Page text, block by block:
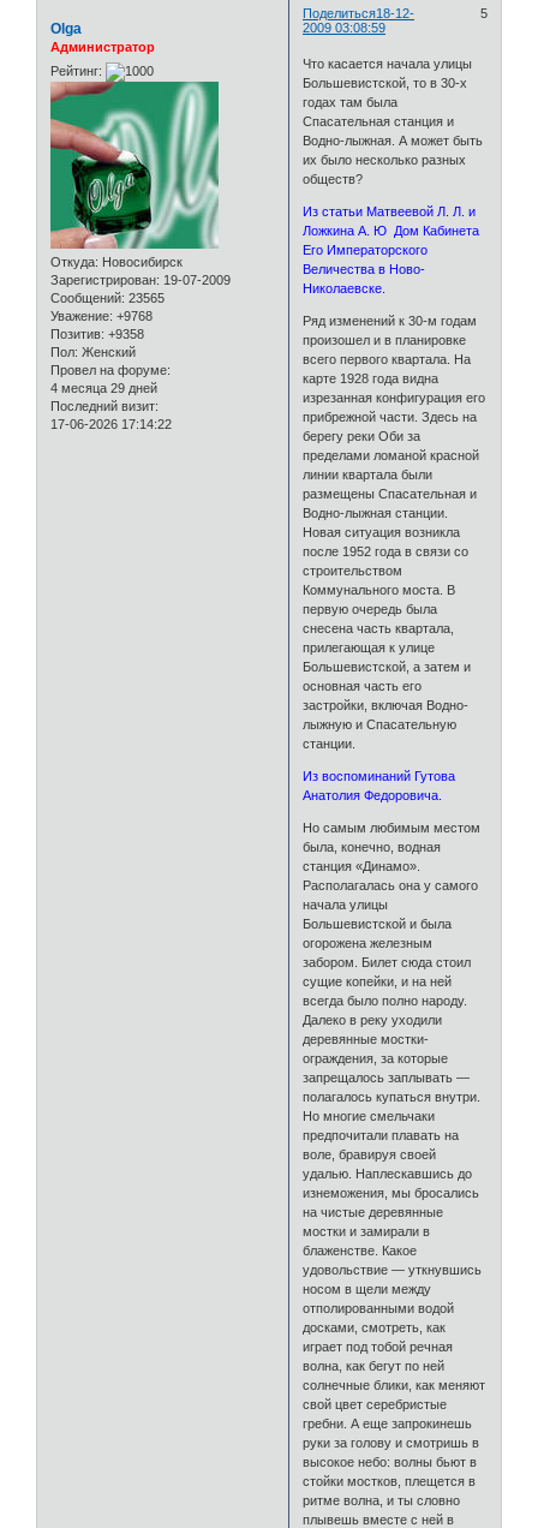
Поделиться 5
18-12-
2009 03:08:59
Olga
Администратор
Рейтинг:
Откуда: Новосибирск
Зарегистрирован: 19-07-2009
Сообщений: 23565
Уважение: +9768
Позитив: +9358
Пол: Женский
Провел на форуме:
4 месяца 29 дней
Последний визит:
17-06-2026 17:14:22
Что касается начала улицы
Большевистской, то в 30-х
годах там была
Спасательная станция и
Водно-лыжная. А может быть
их было несколько разных
обществ?
Из статьи Матвеевой Л. Л. и
Ложкина А. Ю Дом Кабинета
Его Императорского
Величества в Ново-
Николаевске.
Ряд изменений к 30-м годам
произошел и в планировке
всего первого квартала. На
карте 1928 года видна
изрезанная конфигурация его
прибрежной части. Здесь на
берегу реки Оби за
пределами ломаной красной
линии квартала были
размещены Спасательная и
Водно-лыжная станции.
Новая ситуация возникла
после 1952 года в связи со
строительством
Коммунального моста. В
первую очередь была
снесена часть квартала,
прилегающая к улице
Большевистской, а затем и
основная часть его
застройки, включая Водно-
лыжную и Спасательную
станции.
Из воспоминаний Гутова
Анатолия Федоровича.
Но самым любимым местом
была, конечно, водная
станция «Динамо».
Располагалась она у самого
начала улицы
Большевистской и была
огорожена железным
забором. Билет сюда стоил
сущие копейки, и на ней
всегда было полно народу.
Далеко в реку уходили
деревянные мостки-
ограждения, за которые
запрещалось заплывать —
полагалось купаться внутри.
Но многие смельчаки
предпочитали плавать на
воле, бравируя своей
удалью. Наплескавшись до
изнеможения, мы бросались
на чистые деревянные
мостки и замирали в
блаженстве. Какое
удовольствие — уткнувшись
носом в щели между
отполированными водой
досками, смотреть, как
играет под тобой речная
волна, как бегут по ней
солнечные блики, как меняют
свой цвет серебристые
гребни. А еще запрокинешь
руки за голову и смотришь в
высокое небо: волны бьют в
стойки мостков, плещется в
ритме волна, и ты словно
плывешь вместе с ней в